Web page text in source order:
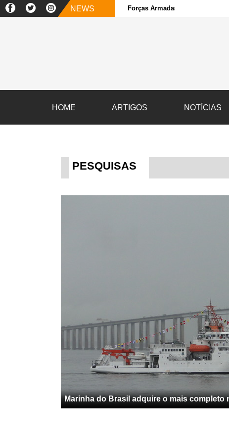
NEWS Forças Armadas e sociedade
HOME ARTIGOS NOTÍCIAS
PESQUISAS
Marinha do Brasil adquire o mais completo